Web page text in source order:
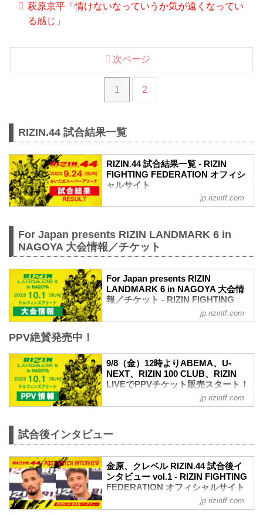
萩原京平「情けないなっていうか気が遠くなってい
る感じ」
1 2
次ページ
RIZIN.44 試合結果一覧
RIZIN.44 試合結果一覧 - RIZIN
FIGHTING FEDERATION オフィシ
ャルサイト
第10試合／クレベル・コイケ vs. 金原正
（LOSE）クレベル・コイケ vs. 金原正徳
（WIN）
3R 判定（0-3）
≫ 試合結果詳細
第9試合／牛久絢太郎 vs. 萩原京平
RIZIN MMAルール：5分 3R（66.0kg）
（WIN）牛久絢太郎 vs. 萩原京平
3R 判定（3-0）
圭功
RIZIN MMAルール：5分 3R（71.0kg）
（L...
jp.rizinff.com
For Japan presents RIZIN LANDMARK 6 in
NAGOYA 大会情報／チケット
For Japan presents RIZIN
LANDMARK 6 in NAGOYA 大会情
報／チケット - RIZIN FIGHTING
FEDERATION オフィシャルサイト
youtu.be
For Japan presents RIZIN LANDMARK 6
in NAGOYA大会概要
2023年10月1日（日）11:30開場 / 13:00開
予定時間が前後することがありますので
ご了承ください。
会場
ドルフィンズアリーナ（愛知県体育館）
名古屋市営地下鉄名城線「名古屋城」駅
jp.rizinff.com
PPV絶賛発売中！
9/8（金）12時よりABEMA、U-
NEXT、RIZIN 100 CLUB、RIZIN
LIVEでPPVチケット販売スタート！
RIZIN LANDMARK 6 in NAGOYA
PPV配信情報 - RIZIN FIGHTING
9月24日（日）さいたまスーパーアリーナ
にて開催されるRIZIN LANDMARK 6 in
時よりABEMA、U-NEXT、RIZIN 100
CLUB、RIZIN LIVEで販売スタート！
会場に来れない方はお好きな配信サービ
スで、RIZIN LANDMARK 6 in NAGOYA
を全試合リアルタイムで視聴しよう！
jp.rizinff.com
試合後インタビュー
金原、クレベル RIZIN.44 試合後イ
ンタビュー vol.1 - RIZIN FIGHTING
FEDERATION オフィシャルサイト
9月24日（日）にさいたまスーパーアリー
jp.rizinff.com